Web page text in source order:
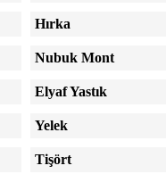
Hırka
Nubuk Mont
Elyaf Yastık
Yelek
Tişört